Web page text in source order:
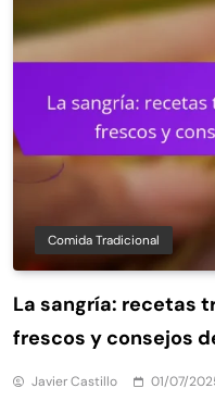
Comida Tradicional
La sangría: recetas
frescos y consejos
Javier Castillo 01/07/